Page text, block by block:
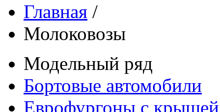
Главная /
Молоковозы
Модельный ряд
Бортовые автомобили
Еврофургоны с